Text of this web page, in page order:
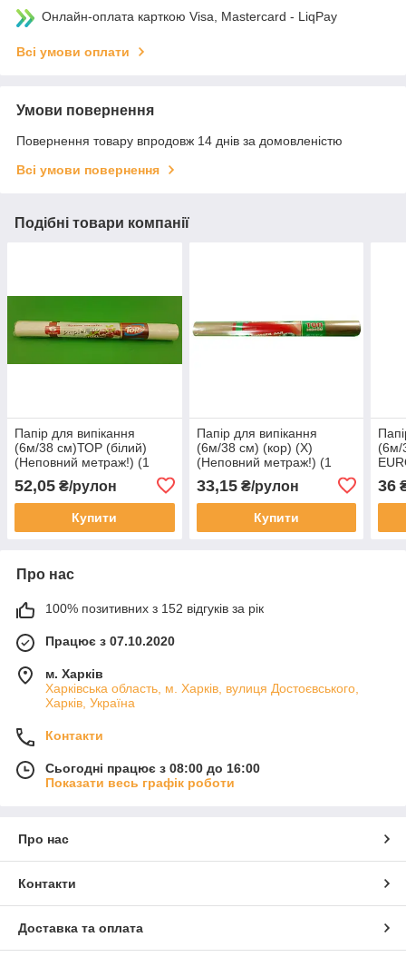
Онлайн-оплата карткою Visa, Mastercard - LiqPay
Всі умови оплати
Умови повернення
Повернення товару впродовж 14 днів за домовленістю
Всі умови повернення
Подібні товари компанії
Папір для випікання
(6м/38 см)ТОР (білий)
(Неповний метраж!) (1
52,05 ₴/рулон
Купити
Папір для випікання
(6м/38 см) (кор) (X)
(Неповний метраж!) (1
33,15₴/рулон
Купити
(6м/
36
Про нас
100% позитивних з 152 відгуків за рік
Працює з 07.10.2020
м. Харків
Харківська область, м. Харків, вулиця Достоєвського,
Харків, Україна
Контакти
Сьогодні працює з 08:00 до 16:00
Показати весь графік роботи
Про нас
Контакти
Доставка та оплата